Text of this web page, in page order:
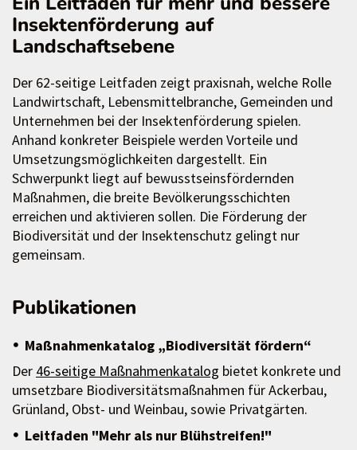
Insektenförderung auf
Landschaftsebene
Der 62-seitige Leitfaden zeigt praxisnah, welche Rolle
Landwirtschaft, Lebensmittelbranche, Gemeinden und
Unternehmen bei der Insektenförderung spielen.
Anhand konkreter Beispiele werden Vorteile und
Umsetzungsmöglichkeiten dargestellt. Ein
Schwerpunkt liegt auf bewusstseinsfördernden
Maßnahmen, die breite Bevölkerungsschichten
erreichen und aktivieren sollen. Die Förderung der
Biodiversität und der Insektenschutz gelingt nur
gemeinsam.
Publikationen
Maßnahmenkatalog „Biodiversität fördern“
Der 46-seitige Maßnahmenkatalog bietet konkrete und
umsetzbare Biodiversitätsmaßnahmen für Ackerbau,
Grünland, Obst- und Weinbau, sowie Privatgärten.
Leitfaden "Mehr als nur Blühstreifen!"